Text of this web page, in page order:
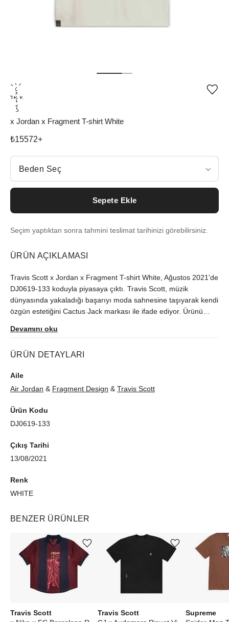
x Jordan x Fragment T-shirt White
₺15572+
Beden Seç
Beden Seç
Sepete Ekle
Seçim yaptıktan sonra tahmini teslimat tarihinizi görebilirsiniz.
ÜRÜN AÇIKLAMASI
Travis Scott x Jordan x Fragment T-shirt White, Ağustos 2021'de
DJ0619-133 koduyla piyasaya çıktı. Travis Scott, müzik
dünyasında yakaladığı başarıyı moda sahnesine taşıyarak kendi
özgün estetiğini Cactus Jack markası ile ifade ediyor. Ürünü
Devamını oku
ÜRÜN DETAYLARI
Aile
Air Jordan & Fragment Design & Travis Scott
Ürün Kodu
DJ0619-133
Çıkış Tarihi
13/08/2021
Renk
WHITE
BENZER ÜRÜNLER
Travis Scott
Ürünü istek listesine ekle veya listeden çıkar
Travis Scott
Ürünü istek listesine ekle veya listeden çıkar
Supreme